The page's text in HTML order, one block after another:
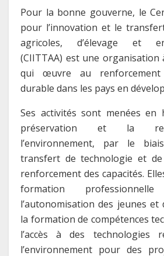
Pour la bonne gouverne, le
pour l’innovation et le
agricoles, d’élevage et
(CIITTAA) est une
qui œuvre au renforcement
durable dans les pays en
Ses activités sont menées en
préservation et la
l’environnement, par le
transfert de technologie et
renforcement des capacités.
formation
l’autonomisation des jeunes et
la formation de compétences
l’accès à des technologies
l’environnement pour des